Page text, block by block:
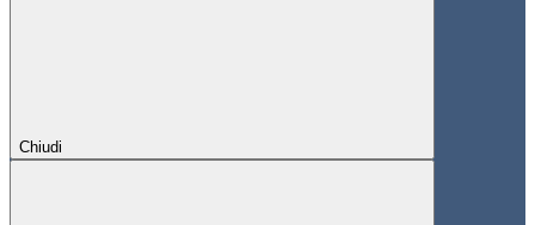
Chiudi